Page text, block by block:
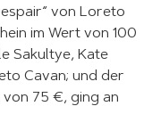
von Loreto
im Wert von 100
Sakultye, Kate
Cavan; und der
von 75 €, ging an